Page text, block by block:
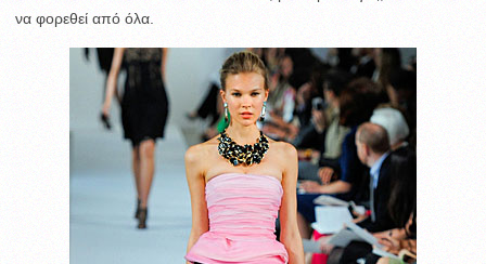
να φορεθεί από όλα.